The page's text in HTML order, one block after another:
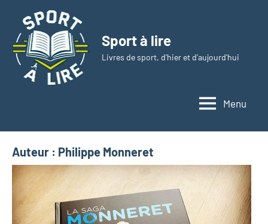
contenu
Sport à lire
Livres de sport, d'hier et d'aujourd'hui
Menu
Auteur : Philippe Monneret